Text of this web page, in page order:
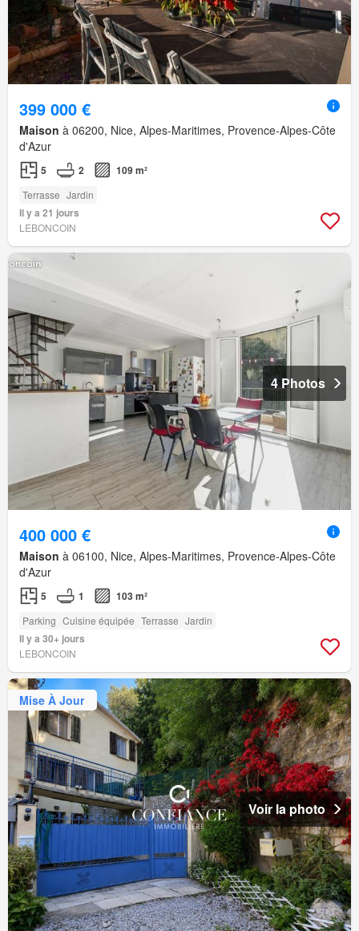
399 000 €
Maison à 06200, Nice, Alpes-Maritimes, Provence-Alpes-Côte
d'Azur
5 2 109 m²
Terrasse Jardin
Il y a 21 jours
LEBONCOIN
4 Photos
400 000 €
Maison à 06100, Nice, Alpes-Maritimes, Provence-Alpes-Côte
d'Azur
5 1 103 m²
Parking Cuisine équipée Terrasse Jardin
Il y a 30+ jours
LEBONCOIN
Mise À Jour
Voir la photo